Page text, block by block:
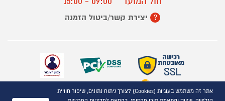
? יצירת קשר/ביטול הזמנה
כל הזכויות שמורות P1000© 2021
אתר זה משתמש בעוגיות (Cookies) לצורך ניתוח נתונים, שיפור חוויית